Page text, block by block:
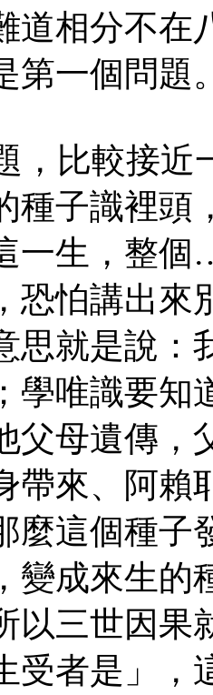
道相分不在
第一個問題
比較接近
種子識裡頭
一生，整
恐怕講出來
就是說：
學唯識要知
父母遺傳，
帶來、阿賴
麼這個種子
成來生的
以三世因果
受者是」，